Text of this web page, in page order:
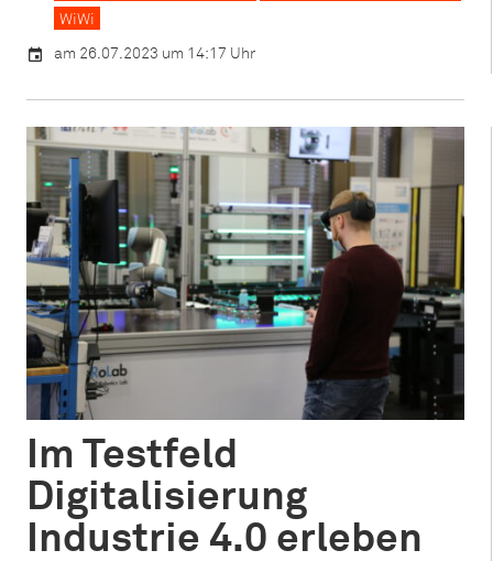
WiWi
am 26.07.2023 um 14:17 Uhr
Im Testfeld
Digitalisierung
Industrie 4.0 erleben